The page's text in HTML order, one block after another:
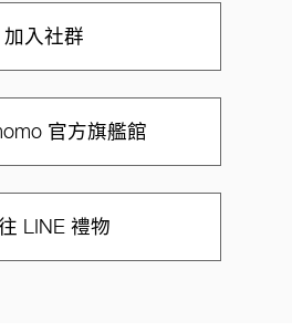
加入社群
官方旗艦館
LINE 禮物